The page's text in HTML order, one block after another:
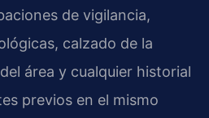
de vigilancia,
calzado de la
área y cualquier historial
previos en el mismo